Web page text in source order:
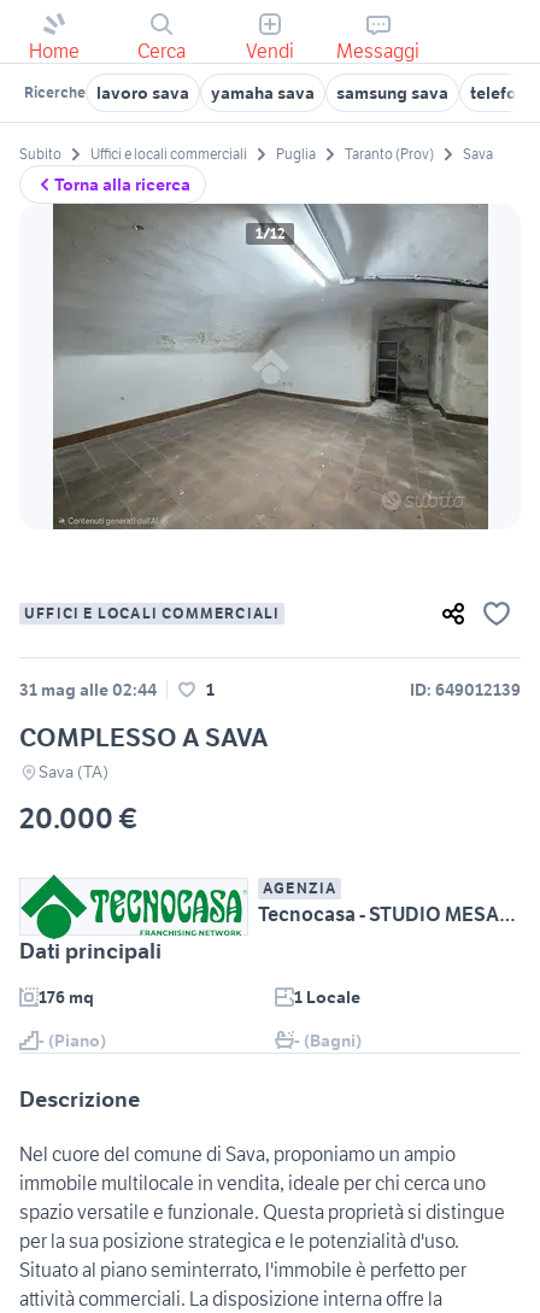
Home Cerca Vendi Messaggi
Ricerche lavoro sava yamaha sava samsung sava
Torna alla ricerca
Subito Uffici e locali commerciali Puglia Taranto (Prov) Sava
1/12
UFFICI E LOCALI COMMERCIALI
31 mag alle 02:44 1 ID: 649012139
COMPLESSO A SAVA
Sava (TA)
20.000 €
AGENZIA
Tecnocasa - STUDIO MESAGNE CENTRO srl
Dati principali
176 mq
1 Locale
- (Piano)
- (Bagni)
Descrizione
Nel cuore del comune di Sava, proponiamo un ampio
immobile multilocale in vendita, ideale per chi cerca uno
spazio versatile e funzionale. Questa proprietà si distingue
per la sua posizione strategica e le potenzialità d'uso.
Situato al piano seminterrato, l'immobile è perfetto per
attività commerciali. La disposizione interna offre la